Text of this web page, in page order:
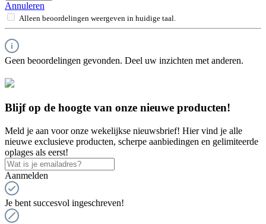
Annuleren
Alleen beoordelingen weergeven in huidige taal.
Geen beoordelingen gevonden. Deel uw inzichten met anderen.
Blijf op de hoogte van onze nieuwe producten!
Meld je aan voor onze wekelijkse nieuwsbrief! Hier vind je alle
nieuwe exclusieve producten, scherpe aanbiedingen en gelimiteerde
oplages als eerst!
Aanmelden
Je bent succesvol ingeschreven!